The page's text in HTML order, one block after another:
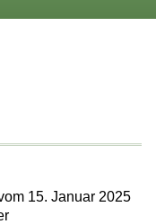
15. Januar 2025